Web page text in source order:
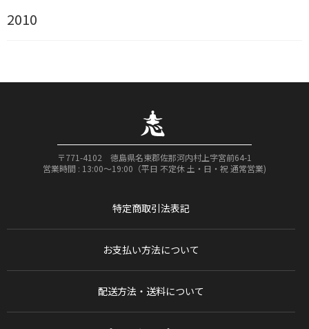
2010
〒771-4102 徳島県名東郡佐那河内村上字宮前64-1
営業時間 : 13:00〜19:00（平日 不定休 土・日・祝 通常営業)
特定商取引法表記
お支払い方法について
配送方法・送料について